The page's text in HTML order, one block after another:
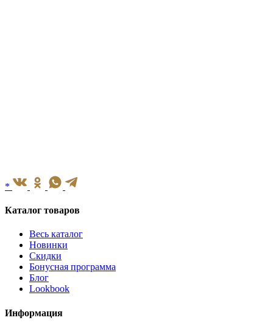
*
Каталог товаров
Весь каталог
Новинки
Скидки
Бонусная программа
Блог
Lookbook
Информация